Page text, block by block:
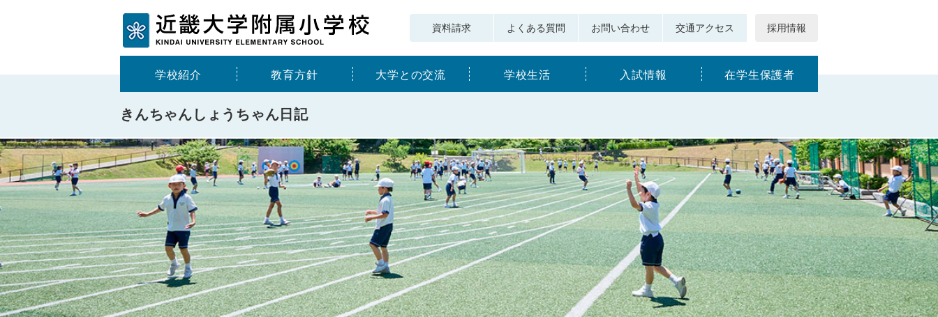
学校紹介 教育方針 大学との交流 学校生活 入試情報 在学生保護者
資料請求 よくある質問 お問い合わせ 交通アクセス 採用情報
きんちゃんしょうちゃん⽇記